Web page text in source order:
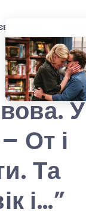
історії
У
От і
Та
і…”